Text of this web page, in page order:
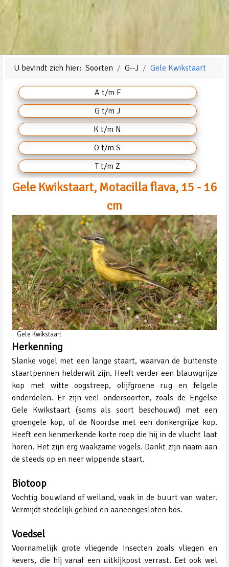
U bevindt zich hier:Soorten G--J Gele Kwikstaart
A t/m F
G t/m J
K t/m N
O t/m S
T t/m Z
Gele Kwikstaart, Motacilla flava, 15 - 16
cm
Gele Kwikstaart
Herkenning
Slanke vogel met een lange staart, waarvan de buitenste
staartpennen helderwit zijn. Heeft verder een blauwgrijze
kop met witte oogstreep, olijfgroene rug en felgele
onderdelen. Er zijn veel ondersoorten, zoals de Engelse
Gele Kwikstaart (soms als soort beschouwd) met een
groengele kop, of de Noordse met een donkergrijze kop.
Heeft een kenmerkende korte roep die hij in de vlucht laat
horen. Het zijn erg waakzame vogels. Dankt zijn naam aan
de steeds op en neer wippende staart.
Biotoop
Vochtig bouwland of weiland, vaak in de buurt van water.
Vermijdt stedelijk gebied en aaneengesloten bos.
Voedsel
Voornamelijk grote vliegende insecten zoals vliegen en
kevers, die hij vanaf een uitkijkpost verrast. Eet ook wel